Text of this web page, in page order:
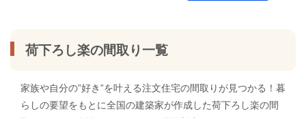
荷下ろし楽の間取り一覧
家族や自分の”好き”を叶える注文住宅の間取りが見つかる！暮
らしの要望をもとに全国の建築家が作成した荷下ろし楽の間